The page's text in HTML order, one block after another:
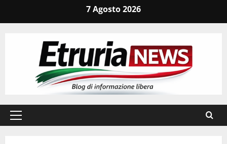
7 Agosto 2026
Menu